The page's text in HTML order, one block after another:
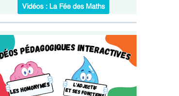
Vidéos : La Fée des Maths